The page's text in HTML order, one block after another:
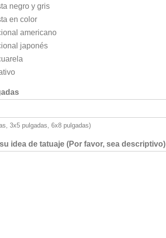
negro y gris
en color
americano
japonés
3x5 pulgadas, 6x8 pulgadas)
idea de tatuaje (Por favor, sea descriptivo)